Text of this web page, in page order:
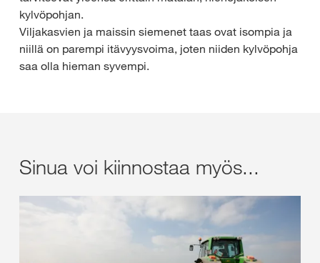
kylvöpohjan.
Viljakasvien ja maissin siemenet taas ovat isompia ja
niillä on parempi itävyysvoima, joten niiden kylvöpohja
saa olla hieman syvempi.
Sinua voi kiinnostaa myös...